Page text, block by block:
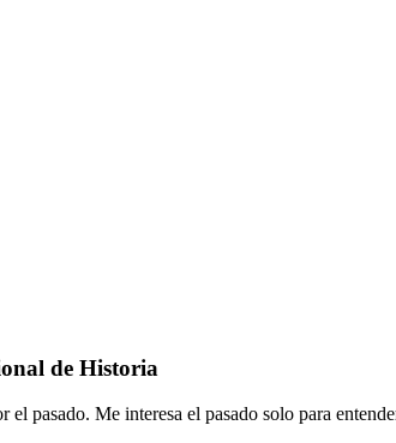
de Historia
el pasado. Me interesa el pasado solo para